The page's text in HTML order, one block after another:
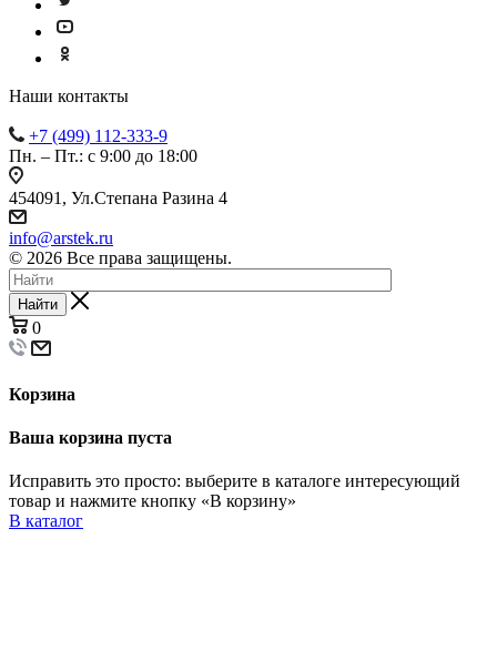
Наши контакты
+7 (499) 112-333-9
Пн. – Пт.: с 9:00 до 18:00
454091, Ул.Степана Разина 4
info@arstek.ru
© 2026 Все права защищены.
Найти
0
Корзина
Ваша корзина пуста
Исправить это просто: выберите в каталоге интересующий
товар и нажмите кнопку «В корзину»
В каталог